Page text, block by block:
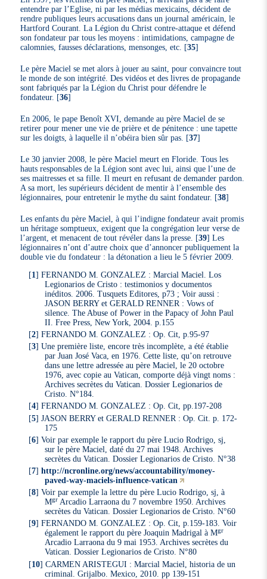
entendre par l’Eglise, ni par les médias mexicains, décident de
rendre publiques leurs accusations dans un journal américain, le
Hartford Courant. La Légion du Christ contre-attaque et défend
son fondateur par tous les moyens : intimidations, campagne de
calomnies, fausses déclarations, mensonges, etc. [35]
Le père Maciel se met alors à jouer au saint, pour convaincre tout
le monde de son intégrité. Des vidéos et des livres de propagande
sont fabriqués par la Légion du Christ pour défendre le
fondateur. [36]
En 2006, le pape Benoît XVI, demande au père Maciel de se
retirer pour mener une vie de prière et de pénitence : une tapette
sur les doigts, à laquelle il n’obéira bien sûr pas. [37]
Le 30 janvier 2008, le père Maciel meurt en Floride. Tous les
hauts responsables de la Légion sont avec lui, ainsi que l’une de
ses maitresses et sa fille. Il meurt en refusant de demander pardon.
A sa mort, les supérieurs décident de mentir à l’ensemble des
légionnaires, pour entretenir le mythe du saint fondateur. [38]
Les enfants du père Maciel, à qui l’indigne fondateur avait promis
un héritage somptueux, exigent que la congrégation leur verse de
l’argent, et menacent de tout révéler dans la presse. [39] Les
légionnaires n’ont d’autre choix que d’annoncer publiquement la
double vie du fondateur : la détonation a lieu le 5 février 2009.
[1]FERNANDO M. GONZALEZ : Marcial Maciel. Los
Legionarios de Cristo : testimonios y documentos
inéditos. 2006. Tusquets Editores, p73 ; Voir aussi :
JASON BERRY et GERALD RENNER : Vows of
silence. The Abuse of Power in the Papacy of John Paul
II. Free Press, New York, 2004. p.155
[2]FERNANDO M. GONZALEZ : Op. Cit, p.95-97
[3]Une première liste, encore très incomplète, a été établie
par Juan José Vaca, en 1976. Cette liste, qu’on retrouve
dans une lettre adressée au père Maciel, le 20 octobre
1976, avec copie au Vatican, comporte déjà vingt noms :
Archives secrètes du Vatican. Dossier Legionarios de
Cristo. N°184.
[4]FERNANDO M. GONZALEZ : Op. Cit, pp.197-208
[5]JASON BERRY et GERALD RENNER : Op. Cit. p. 172-
175
[6]Voir par exemple le rapport du père Lucio Rodrigo, sj,
sur le père Maciel, daté du 27 mai 1948. Archives
secrètes du Vatican. Dossier Legionarios de Cristo. N°38
[7]http://ncronline.org/news/accountability/money-
paved-way-maciels-influence-vatican
[8]Voir par exemple la lettre du père Lucio Rodrigo, sj, à
MgrArcadio Larraona du 7 novembre 1950. Archives
secrètes du Vatican. Dossier Legionarios de Cristo. N°60
[9]FERNANDO M. GONZALEZ : Op. Cit, p.159-183. Voir
également le rapport du père Joaquin Madrigal à Mgr
Arcadio Larraona du 9 mai 1953. Archives secrètes du
Vatican. Dossier Legionarios de Cristo. N°80
[10]CARMEN ARISTEGUI : Marcial Maciel, historia de un
criminal. Grijalbo. Mexico, 2010. pp 139-151